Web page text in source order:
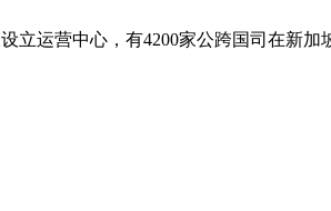
立运营中心，有4200家公跨国司在新